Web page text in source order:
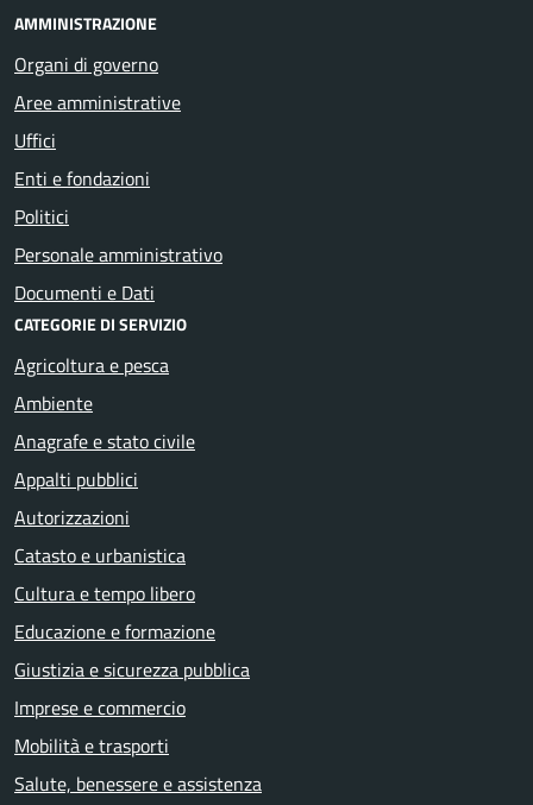
AMMINISTRAZIONE
Organi di governo
Aree amministrative
Uffici
Enti e fondazioni
Politici
Personale amministrativo
Documenti e Dati
CATEGORIE DI SERVIZIO
Agricoltura e pesca
Ambiente
Anagrafe e stato civile
Appalti pubblici
Autorizzazioni
Catasto e urbanistica
Cultura e tempo libero
Educazione e formazione
Giustizia e sicurezza pubblica
Imprese e commercio
Mobilità e trasporti
Salute, benessere e assistenza